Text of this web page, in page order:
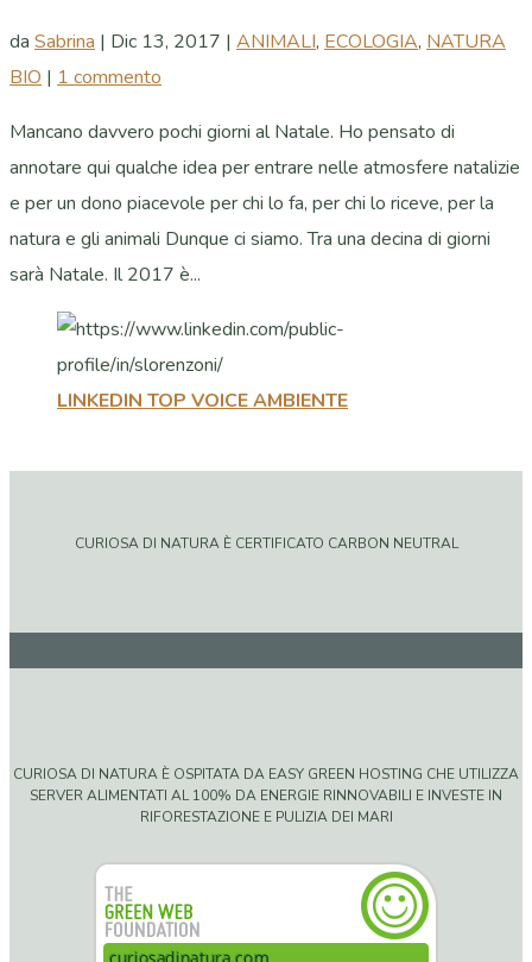
da Sabrina | Dic 13, 2017 | ANIMALI, ECOLOGIA, NATURA
BIO | 1 commento
Mancano davvero pochi giorni al Natale. Ho pensato di
annotare qui qualche idea per entrare nelle atmosfere natalizie
e per un dono piacevole per chi lo fa, per chi lo riceve, per la
natura e gli animali Dunque ci siamo. Tra una decina di giorni
sarà Natale. Il 2017 è...
LINKEDIN TOP VOICE AMBIENTE
CURIOSA DI NATURA È CERTIFICATO CARBON NEUTRAL
CURIOSA DI NATURA È OSPITATA DA EASY GREEN HOSTING CHE UTILIZZA
SERVER ALIMENTATI AL 100% DA ENERGIE RINNOVABILI E INVESTE IN
RIFORESTAZIONE E PULIZIA DEI MARI